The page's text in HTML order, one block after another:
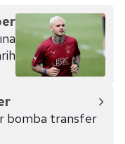
bomba transfer